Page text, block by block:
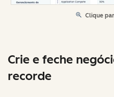
Clique
Crie e feche
recorde